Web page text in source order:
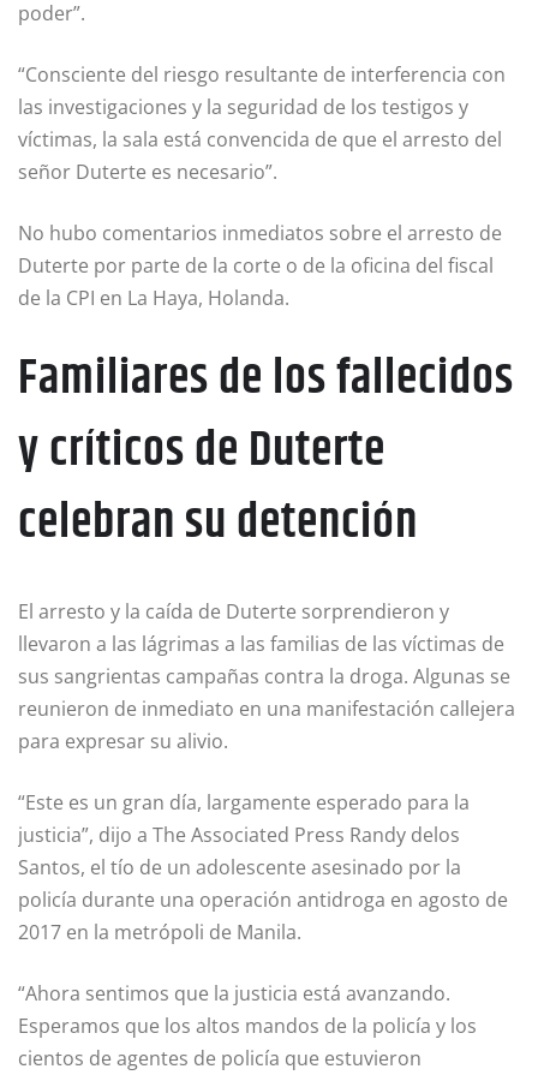
poder”.
“Consciente del riesgo resultante de interferencia con
las investigaciones y la seguridad de los testigos y
víctimas, la sala está convencida de que el arresto del
señor Duterte es necesario”.
No hubo comentarios inmediatos sobre el arresto de
Duterte por parte de la corte o de la oficina del fiscal
de la CPI en La Haya, Holanda.
Familiares de los fallecidos
y críticos de Duterte
celebran su detención
El arresto y la caída de Duterte sorprendieron y
llevaron a las lágrimas a las familias de las víctimas de
sus sangrientas campañas contra la droga. Algunas se
reunieron de inmediato en una manifestación callejera
para expresar su alivio.
“Este es un gran día, largamente esperado para la
justicia”, dijo a The Associated Press Randy delos
Santos, el tío de un adolescente asesinado por la
policía durante una operación antidroga en agosto de
2017 en la metrópoli de Manila.
“Ahora sentimos que la justicia está avanzando.
Esperamos que los altos mandos de la policía y los
cientos de agentes de policía que estuvieron